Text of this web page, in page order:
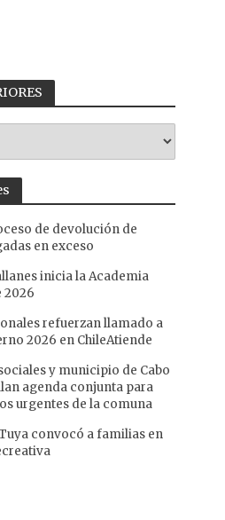
de devolución de
en exceso
inicia la Academia
2026
refuerzan llamado a
2026 en ChileAtiende
y municipio de Cabo
agenda conjunta para
urgentes de la comuna
convocó a familias en